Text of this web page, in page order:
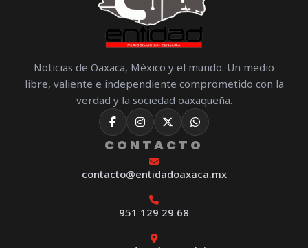
Noticias de Oaxaca, México y el mundo. Un medio
libre, valiente e independiente comprometido con la
verdad y la sociedad oaxaqueña.
CONTACTO
contacto@entidadoaxaca.mx
951 129 29 68